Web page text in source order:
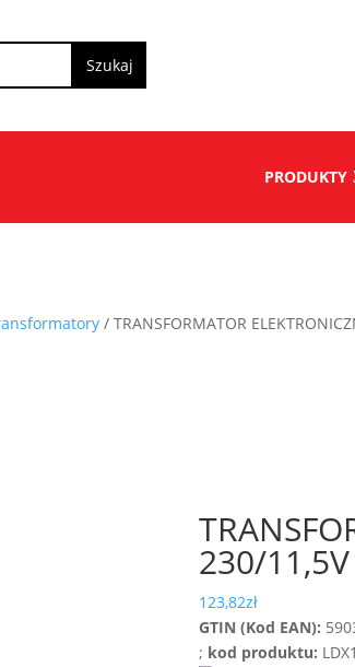
PRODUKTY
/ TRANSFORMATOR
230/
123,82zł
GTIN (Kod EAN):
; kod produktu: